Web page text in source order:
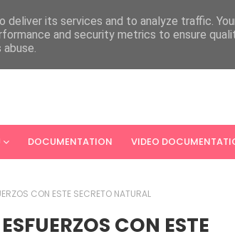
DOCUMENTATION VIDEO
CON ESTE SECRETO NATURAL
CON ESTE
its services and to analyze traffic.
and security metrics to ensure